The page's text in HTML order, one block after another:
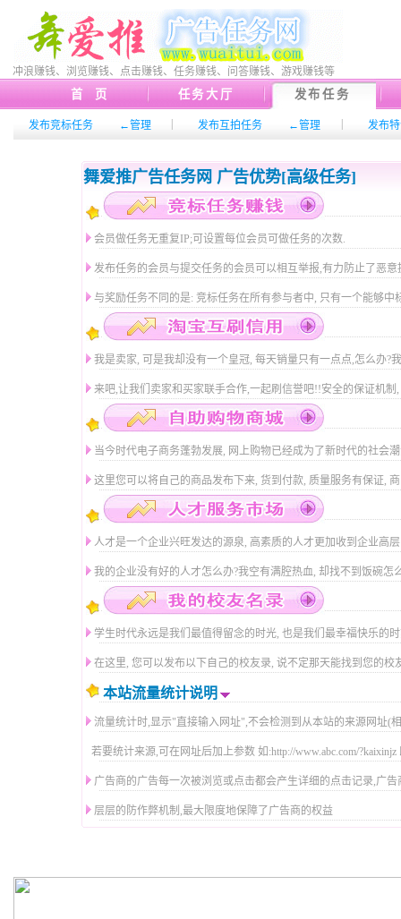
冲浪赚钱、浏览赚钱、点击赚钱、任务赚钱、问答赚钱、游戏赚钱等
首 页 任务大厅 发布任务
发布竞标任务 ←管理 发布互拍任务 ←管理 发布
舞爱推广告任务网 广告优势[高级任务]
会员做任务无重复IP;可设置每位会员可做任务的次数.
发布任务的会员与提交任务的会员可以相互举报,有力防止了恶
与奖励任务不同的是: 竞标任务在所有参与者中, 只有一个能够
我是卖家, 可是我却没有一个皇冠, 每天销量只有一点点,怎么办?
来吧,让我们卖家和买家联手合作,一起刷信誉吧!!安全的保证机
当今时代电子商务蓬勃发展, 网上购物已经成为了新时代的社会
这里您可以将自己的商品发布下来, 货到付款, 质量服务有保证,
人才是一个企业兴旺发达的源泉, 高素质的人才更加收到企业高
我的企业没有好的人才怎么办?我空有满腔热血, 却找不到饭碗怎
学生时代永远是我们最值得留念的时光, 也是我们最幸福快乐的
在这里, 您可以发布以下自己的校友录, 说不定那天能找到您的校
本站流量统计说明
流量统计时,显示"直接输入网址",不会检测到从本站的来源网址(
若要统计来源,可在网址后加上参数 如:http://www.abc.com/
广告商的广告每一次被浏览或点击都会产生详细的点击记录,广
层层的防作弊机制,最大限度地保障了广告商的权益